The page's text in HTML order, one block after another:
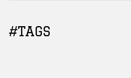
#TAGS